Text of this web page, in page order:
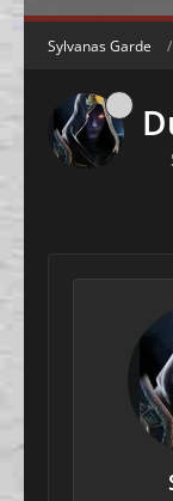
Sylvanas Garde